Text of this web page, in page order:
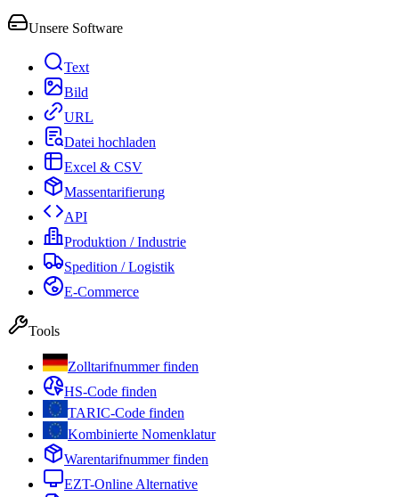
Unsere Software
Text
Bild
URL
Datei hochladen
Excel & CSV
Massentarifierung
API
Produktion / Industrie
Spedition / Logistik
E-Commerce
Tools
Zolltarifnummer finden
HS-Code finden
TARIC-Code finden
Kombinierte Nomenklatur
Warentarifnummer finden
EZT-Online Alternative